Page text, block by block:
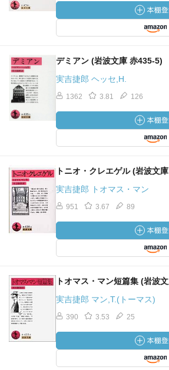
デミアン (岩波文庫 赤435-5)
実吉捷郎 ヘッセ,H.
1362 3.81 126
トニオ・クレエゲル (岩波文
実吉捷郎 トオマス・マン
951 3.67 89
トオマス・マン短篇集 (岩波
実吉捷郎 マン,T.(トーマス)
390 3.53 25